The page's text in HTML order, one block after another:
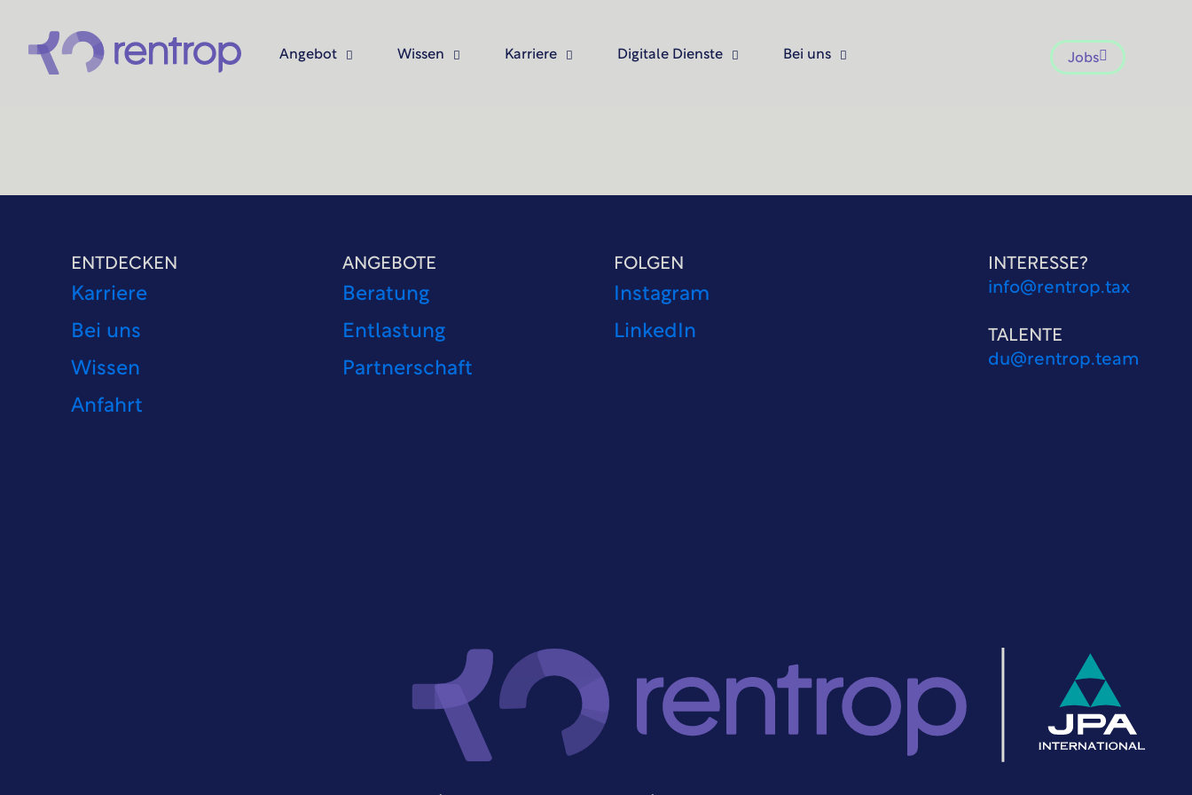
Angebot Wissen Karriere Digitale Dienste Bei uns Jobs
ENTDECKEN
Karriere
Bei uns
Wissen
Anfahrt
ANGEBOTE
Beratung
Entlastung
Partnerschaft
FOLGEN
Instagram
LinkedIn
INTERESSE?
info@rentrop.tax
TALENTE
du@rentrop.team